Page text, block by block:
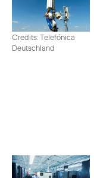
Credits: Telefónica
Deutschland